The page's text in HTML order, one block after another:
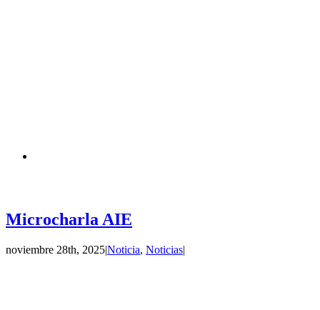
Microcharla AIE
noviembre 28th, 2025|Noticia, Noticias|